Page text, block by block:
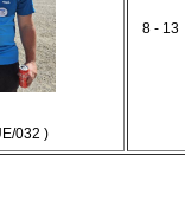
032 )
8 - 13